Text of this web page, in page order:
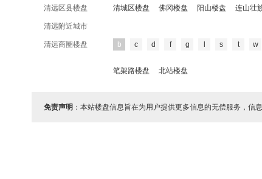
清远区县楼盘 清城区楼盘 佛冈楼盘 阳山楼盘 连山壮
清远附近城市
清远商圈楼盘 b c d f g s t w
笔架路楼盘 北站楼盘
免责声明 ：本站楼盘信息旨在为用户提供更多信息的无偿服务，信